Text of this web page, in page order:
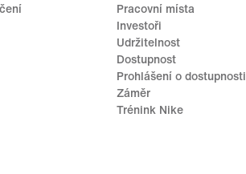
Pracovní místa
Investoři
Udržitelnost
Dostupnost
Prohlášení o dostupnosti
Záměr
Trénink Nike